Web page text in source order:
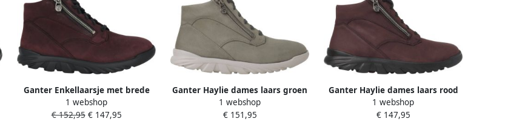
Ganter Enkellaarsje met brede
pasvorm
1 webshop
€ 152,95€ 147,95
Ganter Haylie dames laars groen
1 webshop
€ 151,95
Ganter Haylie dames laars rood
1 webshop
€ 147,95